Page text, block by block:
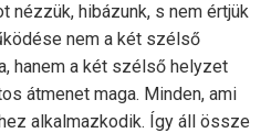
nézzük, hibázunk, s nem értjük
nem a két szélső
hanem a két szélső helyzet
átmenet maga. Minden, ami
alkalmazkodik. Így áll össze